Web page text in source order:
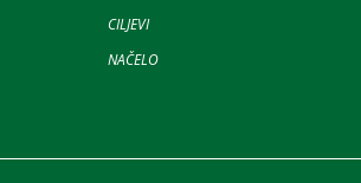
CILJEVI
NAČELO